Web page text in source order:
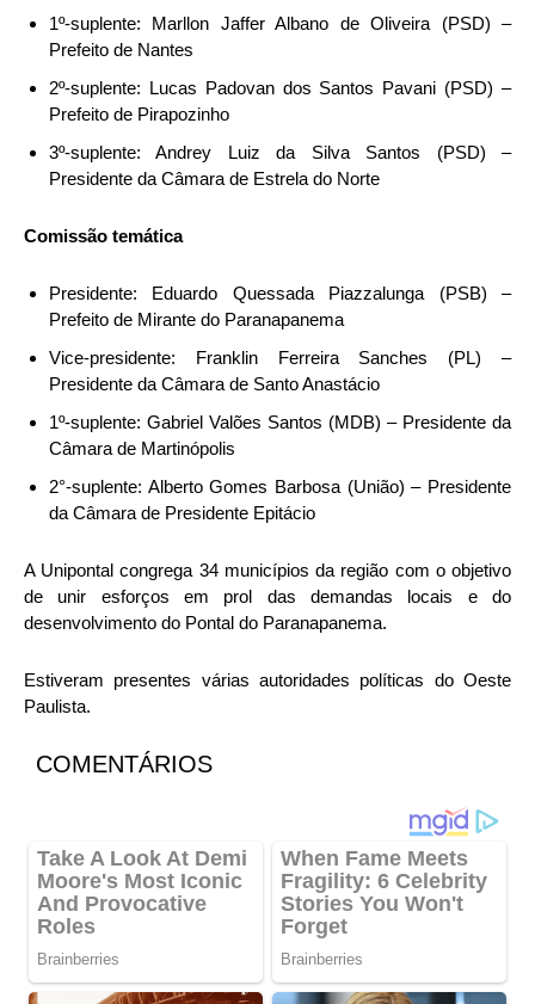
1º-suplente: Marllon Jaffer Albano de Oliveira (PSD) –
Prefeito de Nantes
2º-suplente: Lucas Padovan dos Santos Pavani (PSD) –
Prefeito de Pirapozinho
3º-suplente: Andrey Luiz da Silva Santos (PSD) –
Presidente da Câmara de Estrela do Norte
Comissão temática
Presidente: Eduardo Quessada Piazzalunga (PSB) –
Prefeito de Mirante do Paranapanema
Vice-presidente: Franklin Ferreira Sanches (PL) –
Presidente da Câmara de Santo Anastácio
1º-suplente: Gabriel Valões Santos (MDB) – Presidente da
Câmara de Martinópolis
2°-suplente: Alberto Gomes Barbosa (União) – Presidente
da Câmara de Presidente Epitácio
A Unipontal congrega 34 municípios da região com o objetivo
de unir esforços em prol das demandas locais e do
desenvolvimento do Pontal do Paranapanema.
Estiveram presentes várias autoridades políticas do Oeste
Paulista.
COMENTÁRIOS